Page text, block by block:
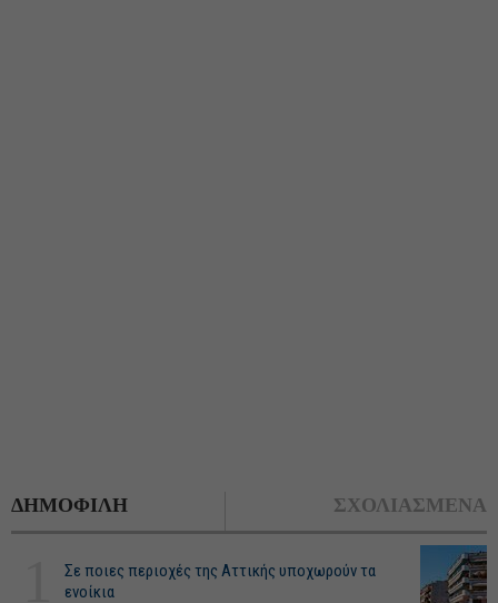
ΔΗΜΟΦΙΛΗ ΣΧΟΛΙΑΣΜΕΝΑ
Σε ποιες περιοχές της Αττικής υποχωρούν τα
ενοίκια